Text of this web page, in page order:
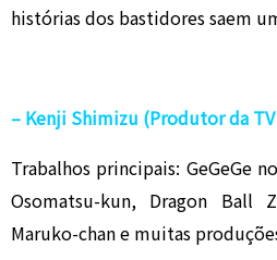
histórias dos bastidores saem
– Kenji Shimizu (Produtor da
Trabalhos principais: GeGeGe
Osomatsu-kun, Dragon Ball
Maruko-chan e muitas